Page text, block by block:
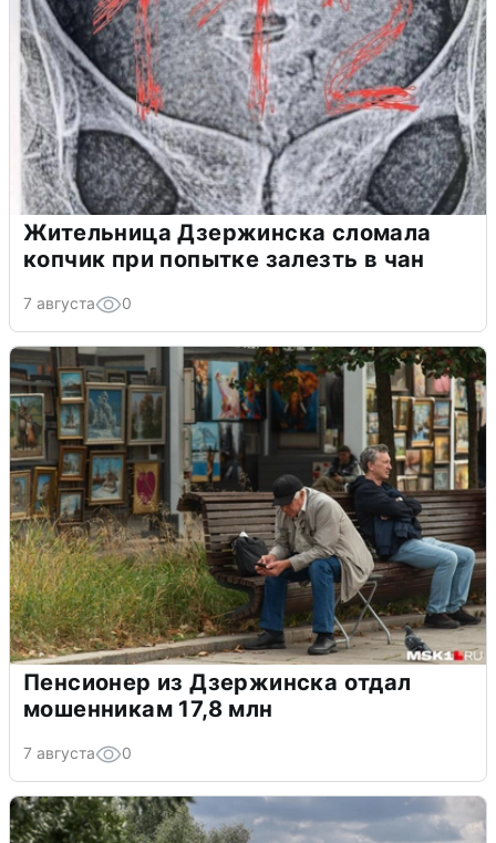
Жительница Дзержинска сломала
копчик при попытке залезть в чан
7 августа 0
Пенсионер из Дзержинска отдал
мошенникам 17,8 млн
7 августа 0